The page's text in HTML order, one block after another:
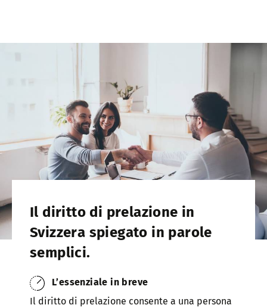
Il diritto di prelazione in
Svizzera spiegato in parole
semplici.
L’essenziale in breve
Il diritto di prelazione consente a una persona